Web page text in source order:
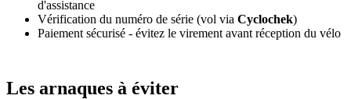
d'assistance
Vérification du numéro de série (vol via Cyclochek)
Paiement sécurisé - évitez le virement avant réception du vélo
Les arnaques à éviter